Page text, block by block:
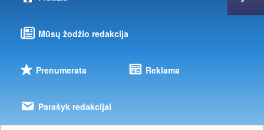
Mūsų žodžio redakcija
Prenumerata Reklama
Parašyk redakcijai